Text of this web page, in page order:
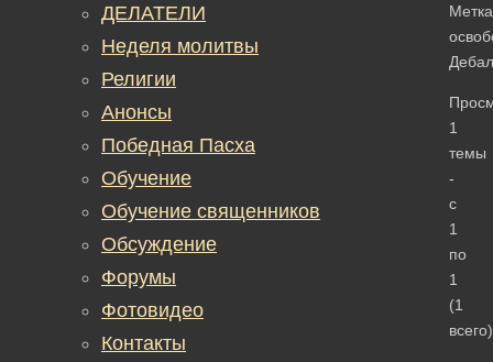
1
темы
-
с
1
по
1
(1
всего)
ДЕЛАТЕЛИ
Неделя молитвы
Религии
Анонсы
Победная Пасха
Обучение
Обучение священников
Обсуждение
Форумы
Фотовидео
Контакты